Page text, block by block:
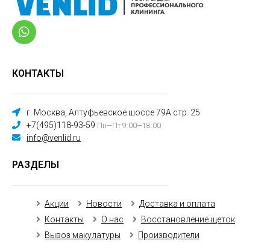
КОНТАКТЫ
г. Москва, Алтуфьевское шоссе 79А стр. 25
+7(495)118-93-59 Пн—Пт 9:00—18:00
info@venlid.ru
РАЗДЕЛЫ
Акции Новости
Доставка и оплата
Контакты
О нас
Восстановление щеток
Вывоз макулатуры
Производители